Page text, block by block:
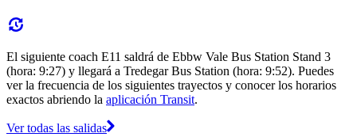
El siguiente coach E11 saldrá de Ebbw Vale Bus Station Stand 3
(hora: 9:27) y llegará a Tredegar Bus Station (hora: 9:52). Puedes
ver la frecuencia de los siguientes trayectos y conocer los horarios
exactos abriendo la aplicación Transit.
Ver todas las salidas